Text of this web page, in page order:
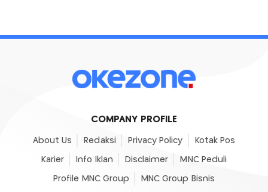
COMPANY PROFILE
About Us Redaksi Privacy Policy Kotak Pos
Karier Info Iklan Disclaimer MNC Peduli
Profile MNC Group MNC Group Bisnis